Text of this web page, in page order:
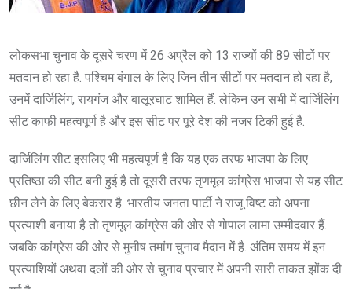
लोकसभा चुनाव के दूसरे चरण में 26 अप्रैल को 13 राज्यों की 89 सीटों पर
मतदान हो रहा है. पश्चिम बंगाल के लिए जिन तीन सीटों पर मतदान हो रहा है,
उनमें दार्जिलिंग, रायगंज और बालूरघाट शामिल हैं. लेकिन उन सभी में दार्जिलिंग
सीट काफी महत्वपूर्ण है और इस सीट पर पूरे देश की नजर टिकी हुई है.
दार्जिलिंग सीट इसलिए भी महत्वपूर्ण है कि यह एक तरफ भाजपा के लिए
प्रतिष्ठा की सीट बनी हुई है तो दूसरी तरफ तृणमूल कांग्रेस भाजपा से यह सीट
छीन लेने के लिए बेकरार है. भारतीय जनता पार्टी ने राजू विष्ट को अपना
प्रत्याशी बनाया है तो तृणमूल कांग्रेस की ओर से गोपाल लामा उम्मीदवार हैं.
जबकि कांग्रेस की ओर से मुनीष तमांग चुनाव मैदान में है. अंतिम समय में इन
प्रत्याशियों अथवा दलों की ओर से चुनाव प्रचार में अपनी सारी ताकत झोंक दी